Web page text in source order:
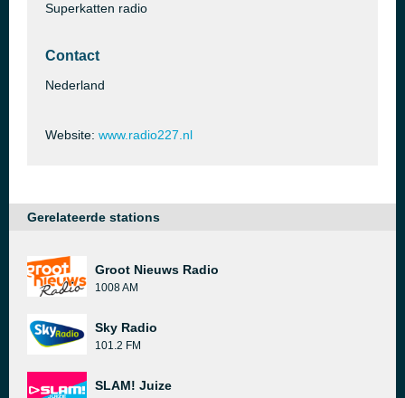
Superkatten radio
Contact
Nederland
Website: www.radio227.nl
Gerelateerde stations
Groot Nieuws Radio
1008 AM
Sky Radio
101.2 FM
SLAM! Juize